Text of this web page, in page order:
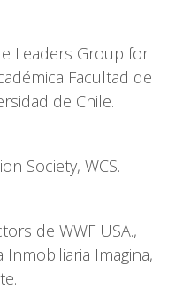
Leaders Group for
Facultad de
de Chile.
Society, WCS.
de WWF USA.,
Inmobiliaria Imagina,